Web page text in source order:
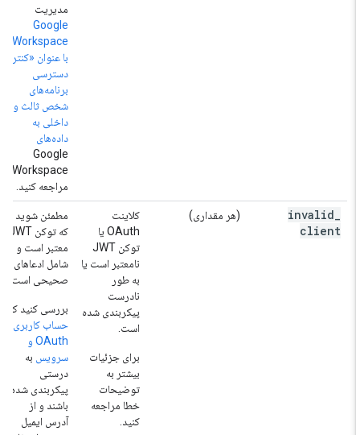
مدیریت
Google
Workspace
با عنوان «کنترل
دسترسی
برنامه‌های
شخص ثالث و
داخلی به
داده‌های
Google
Workspace»
مراجعه کنید.
invalid
client
(هر مقداری)
کلاینت
OAuth یا
توکن JWT
نامعتبر است یا
به طور
نادرست
پیکربندی شده
است.
برای جزئیات
بیشتر به
توضیحات
خطا مراجعه
کنید.
مطمئن شوید
که توکن JWT
معتبر است و
شامل ادعاهای
صحیحی است.
بررسی کنید که
حساب کاربری
OAuth و
سرویسبه
درستی
پیکربندی شده
باشند و از
آدرس ایمیل